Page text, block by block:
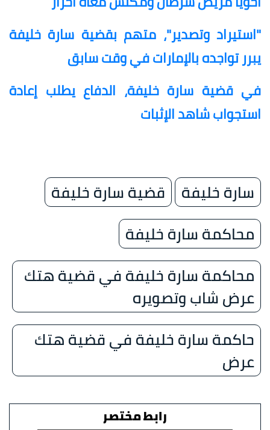
"استيراد وتصدير"، متهم بقضية سارة خليفة
يبرر تواجده بالإمارات في وقت سابق
في قضية سارة خليفة، الدفاع يطلب إعادة
استجواب شاهد الإثبات
سارة خليفة
قضية سارة خليفة
محاكمة سارة خليفة
محاكمة سارة خليفة في قضية هتك
عرض شاب وتصويره
حاكمة سارة خليفة في قضية هتك
عرض
رابط مختصر